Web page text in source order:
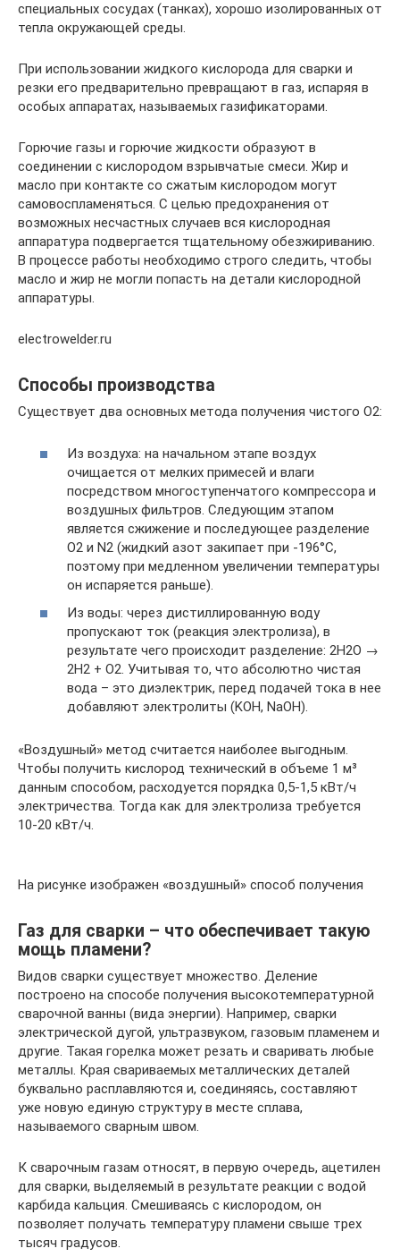
специальных сосудах (танках), хорошо изолированных от
тепла окружающей среды.
При использовании жидкого кислорода для сварки и
резки его предварительно превращают в газ, испаряя в
особых аппаратах, называемых газификаторами.
Горючие газы и горючие жидкости образуют в
соединении с кислородом взрывчатые смеси. Жир и
масло при контакте со сжатым кислородом могут
самовоспламеняться. С целью предохранения от
возможных несчастных случаев вся кислородная
аппаратура подвергается тщательному обезжириванию.
В процессе работы необходимо строго следить, чтобы
масло и жир не могли попасть на детали кислородной
аппаратуры.
electrowelder.ru
Способы производства
Существует два основных метода получения чистого O2:
Из воздуха: на начальном этапе воздух
очищается от мелких примесей и влаги
посредством многоступенчатого компрессора и
воздушных фильтров. Следующим этапом
является сжижение и последующее разделение
O2 и N2 (жидкий азот закипает при -196°C,
поэтому при медленном увеличении температуры
он испаряется раньше).
Из воды: через дистиллированную воду
пропускают ток (реакция электролиза), в
результате чего происходит разделение: 2H2O →
2H2 + O2. Учитывая то, что абсолютно чистая
вода – это диэлектрик, перед подачей тока в нее
добавляют электролиты (KOH, NaOH).
«Воздушный» метод считается наиболее выгодным.
Чтобы получить кислород технический в объеме 1 м³
данным способом, расходуется порядка 0,5-1,5 кВт/ч
электричества. Тогда как для электролиза требуется
10-20 кВт/ч.
На рисунке изображен «воздушный» способ получения
Газ для сварки – что обеспечивает такую
мощь пламени?
Видов сварки существует множество. Деление
построено на способе получения высокотемпературной
сварочной ванны (вида энергии). Например, сварки
электрической дугой, ультразвуком, газовым пламенем и
другие. Такая горелка может резать и сваривать любые
металлы. Края свариваемых металлических деталей
буквально расплавляются и, соединяясь, составляют
уже новую единую структуру в месте сплава,
называемого сварным швом.
К сварочным газам относят, в первую очередь, ацетилен
для сварки, выделяемый в результате реакции с водой
карбида кальция. Смешиваясь с кислородом, он
позволяет получать температуру пламени свыше трех
тысяч градусов.